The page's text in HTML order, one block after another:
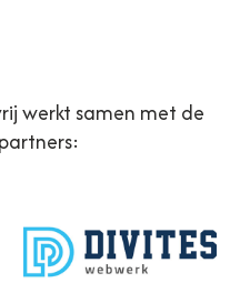
werkt samen met de